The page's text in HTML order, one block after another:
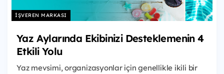
İŞVEREN MARKASI
Yaz Aylarında Ekibinizi Desteklemenin 4
Etkili Yolu
Yaz mevsimi, organizasyonlar için genellikle ikili bir